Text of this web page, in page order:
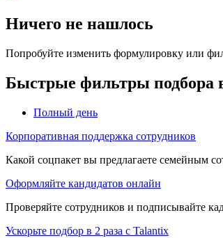
Ничего не нашлось
Попробуйте изменить формулировку или
Быстрые фильтры подбора
Полный день
Корпоративная поддержка сотрудников
Какой соцпакет вы предлагаете семейным
Оформляйте кандидатов онлайн
Проверяйте сотрудников и подписывайте
Ускорьте подбор в 2 раза с Talantix